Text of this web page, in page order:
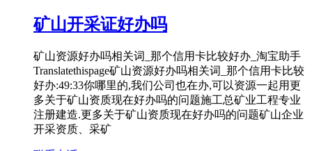
矿山开采证好办吗
矿山资源好办吗相关词_那个信用卡比较好办_淘宝助手
Translatethispage矿山资源好办吗相关词_那个信用卡比较
好办:49:33你哪里的,我们公司也在办,可以资源一起用更
多关于矿山资质现在好办吗的问题施工总矿业工程专业
注册建造.更多关于矿山资质现在好办吗的问题矿山企业
开采资质、采矿